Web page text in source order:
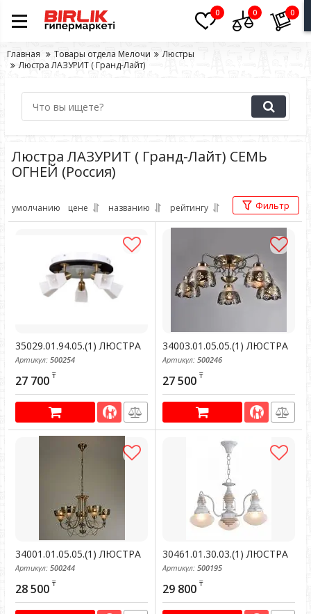
0 0 0
Главная Товары отдела Мелочи
Люстры
Люстра ЛАЗУРИТ ( Гранд-Лайт)
Люстра ЛАЗУРИТ ( Гранд-Лайт) СЕМЬ
ОГНЕЙ (Россия)
умолчанию цене названию рейтингу Фильтр
35029.01.94.05.(1) ЛЮСТРА
Артикул: 500254
27 700 ₸
34003.01.05.05.(1) ЛЮСТРА
Артикул: 500246
27 500 ₸
34001.01.05.05.(1) ЛЮСТРА
Артикул: 500244
28 500 ₸
30461.01.30.03.(1) ЛЮСТРА
Артикул: 500195
29 800 ₸